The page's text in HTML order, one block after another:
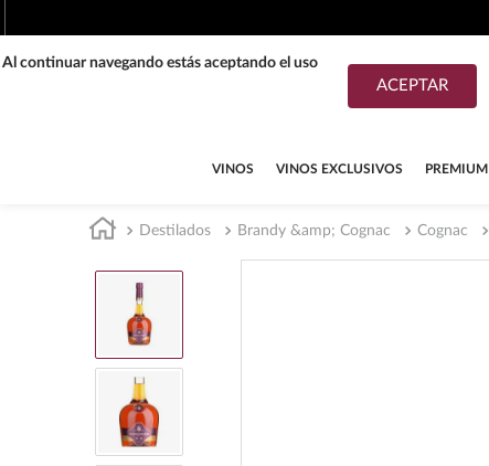
VINOS VINOS EXCLUSIVOS PREMIUM
Destilados Brandy &amp; Cognac Cognac
tequilas
don julio
buchanans
continuar navegando estás aceptando el uso
ACEPTAR